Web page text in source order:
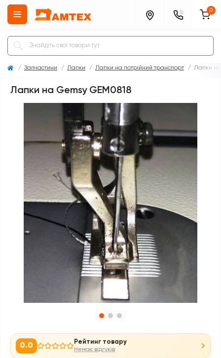
0
Запчастини Лапки Лапки на потрійний транспорт Лапки на
Лапки на Gemsy GEM0818
0.0 Рейтинг товару
Немає відгуків